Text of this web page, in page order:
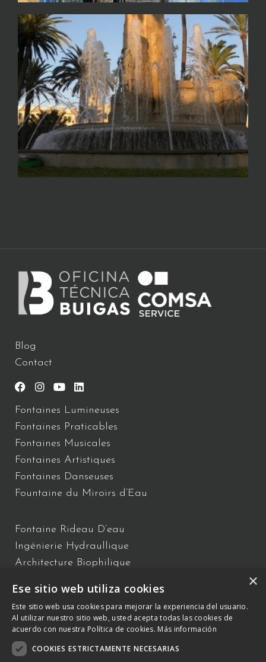
Blog
Contact
Fontaines Lumineuses
Fontaines Praticables
Fontaines Musicales
Fontaines Artistiques
Fontaines Danseuses
Fountaine du Miroirs d’Eau
Fontaine Rideau D’eau
Ingénierie Hydraullique
Architecture Biophilique
Fontaines Flottantes
Fontaines Interactives
145, Rue Gustave Eiffel
×
Ese sitio web utiliza cookies
Este sitio web usa cookies para mejorar la experiencia del usuario.
Al utilizar nuestro sitio web, usted acepta todas las cookies de
acuerdo con nuestra Política de cookies. Más información
COOKIES ESTRICTAMENTE NECESARIAS